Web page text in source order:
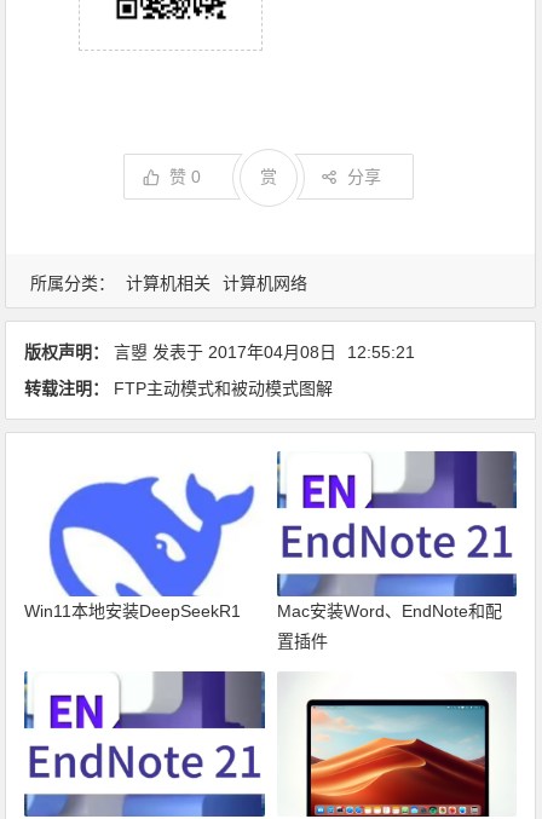
赞0 分享
赏
所属分类： 计算机相关 计算机网络
版权声明： 言曌 发表于 2017年04月08日
12:55:21
转载注明：
FTP主动模式和被动模式图解
Win11本地安装DeepSeekR1
Mac安装Word、EndNote和配
置插件